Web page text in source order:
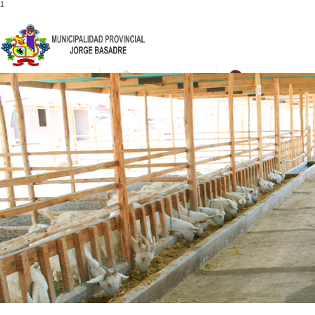
1
052-475001